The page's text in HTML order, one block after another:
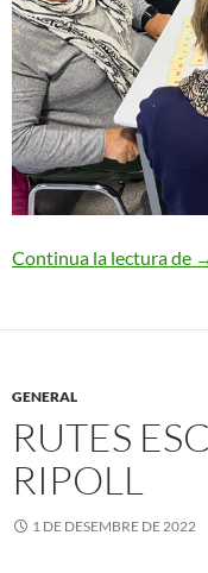
Continua la lectura de
GENERAL
RUTES
RIPOLL
1 DE DESEMBRE DE 2022